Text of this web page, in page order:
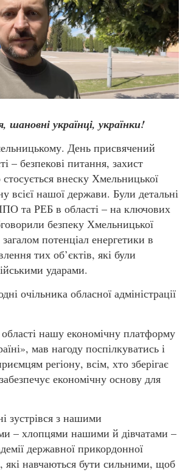
шановні українці, українки!
День присвячений
– безпекові питання, захист
внеску Хмельницької
всієї нашої держави. Були детальні
та РЕБ в області – на ключових
безпеку Хмельницької
загалом потенціал енергетики в
тих об’єктів, які були
ударами.
очільника обласної адміністрації
нашу економічну платформу
мав нагоду поспілкуватись і
регіону, всім, хто зберігає
економічну основу для
зустрівся з нашими
– хлопцями нашими й дівчатами –
державної прикордонної
які навчаються бути сильними, щоб